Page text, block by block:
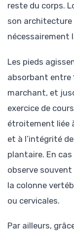
reste du corps.
son
nécessairement
Les pieds
absorbant entre
marchant, et
exercice de
étroitement liée
et à l’intégrité
plantaire. En
observe
la colonne
ou cervicales.
Par ailleurs,